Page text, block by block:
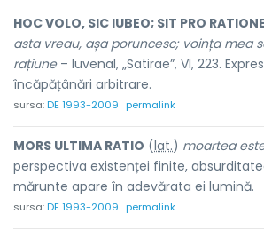
HOC VOLO, SIC IUBEO; SIT PRO
asta vreau, așa poruncesc; voința mea
rațiune– Iuvenal, „Satirae”, VI, 223.
încăpățânări arbitrare.
sursa:DE 1993-2009 permalink
MORS ULTIMA RATIO (lat.) moartea
perspectiva existenței finite,
mărunte apare în adevărata ei lumină.
sursa:DE 1993-2009 permalink